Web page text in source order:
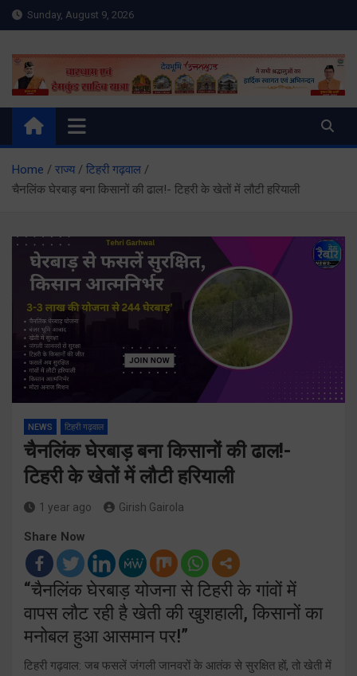
Skip
to
Sunday, August 9, 2026
Meru Raibar | Uttarakhand
News | Uttarkashi News
meruraibar.com
Home राज्य
टिहरी गढ़वाल
चैनलिंक घेरबाड़ बना किसानों की ढाल!- टिहरी के खेतों में लौटी हरियाली
NEWS टिहरी गढ़वाल
चैनलिंक घेरबाड़ बना किसानों की ढाल!-
टिहरी के खेतों में लौटी हरियाली
1 year ago Girish Gairola
Share Now
“चैनलिंक घेरबाड़ योजना से टिहरी के गांवों में
वापस लौट रही है खेती की खुशहाली, किसानों का
मनोबल हुआ आसमान पर!”
टिहरी गढ़वाल: जब फसलें जंगली जानवरों के आतंक से सुरक्षित हों, तो खेती में